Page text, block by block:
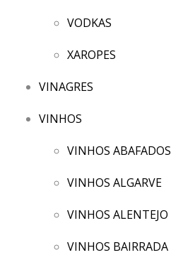
VODKAS
XAROPES
VINAGRES
VINHOS
VINHOS ABAFADOS
VINHOS ALGARVE
VINHOS ALENTEJO
VINHOS BAIRRADA